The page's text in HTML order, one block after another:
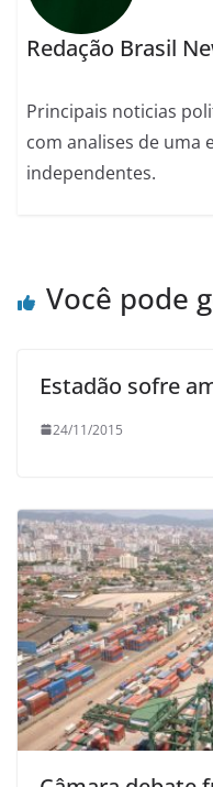
Redação Brasil
Principais noticias
com analises de uma
independentes.
Você pode
Estadão sofre
24/11/2015